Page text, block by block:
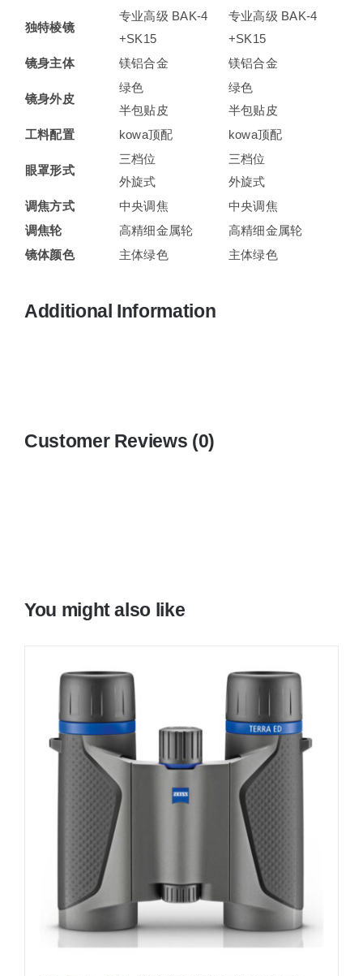
独特棱镜
专业高级 BAK-4
+SK15
专业高级 BAK-4
+SK15
镜身主体
镁铝合金 镁铝合金
镜身外皮
绿色
半包贴皮
绿色
半包贴皮
工料配置
kowa顶配 kowa顶配
眼罩形式
三档位
外旋式
三档位
外旋式
调焦方式
中央调焦
中央调焦
调焦轮
高精细金属轮
高精细金属轮
镜体颜色
主体绿色 主体绿色
Additional Information
Customer Reviews (0)
You might also like